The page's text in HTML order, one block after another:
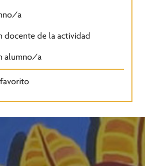
a
docente de la actividad
alumno/a